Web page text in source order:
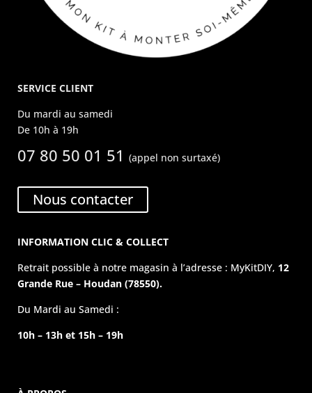
SERVICE CLIENT
Du mardi au samedi
De 10h à 19h
07 80 50 01 51(appel non surtaxé)
Nous contacter
INFORMATION CLIC & COLLECT
Retrait possible à notre magasin à l’adresse : MyKitDIY, 12
Grande Rue – Houdan (78550).
Du Mardi au Samedi :
10h – 13h et 15h – 19h